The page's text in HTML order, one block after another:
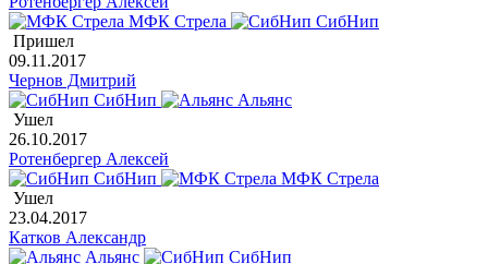
МФК Стрела
СибНип
Пришел
09.11.2017
Чернов Дмитрий
СибНип
Альянс
Ушел
26.10.2017
Ротенбергер Алексей
СибНип
МФК Стрела
Ушел
23.04.2017
Катков Александр
Альянс
СибНип